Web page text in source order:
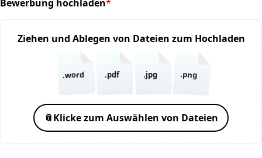
Bewerbung hochladen*
(required)
Ziehen und Ablegen von Dateien zum Hochladen
.word .pdf .jpg .png
📎Klicke zum Auswählen von Dateien